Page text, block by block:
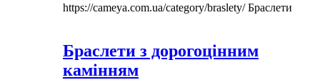
https://cameya.com.ua/category/braslety/Браслети
Браслети з дорогоцінним
камінням